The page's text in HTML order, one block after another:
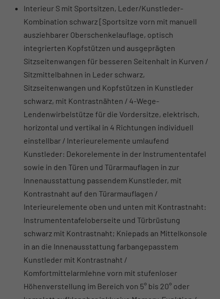
Interieur S mit Sportsitzen, Leder/Kunstleder-
Kombination schwarz [Sportsitze vorn mit manuell
ausziehbarer Oberschenkelauflage, optisch
integrierten Kopfstützen und ausgeprägten
Sitzseitenwangen für besseren Seitenhalt in Kurven /
Sitzmittelbahnen in Leder schwarz,
Sitzseitenwangen und Kopfstützen in Kunstleder
schwarz, mit Kontrastnähten / 4-Wege-
Lendenwirbelstütze für die Vordersitze, elektrisch,
horizontal und vertikal in 4 Richtungen individuell
einstellbar / Interieurelemente umlaufend
Kunstleder: Dekorelemente in der Instrumententafel
sowie in den Türen und Türarmauflagen in zur
Innenausstattung passendem Kunstleder, mit
Kontrastnaht auf den Türarmauflagen /
Interieurelemente oben und unten mit Kontrastnaht:
Instrumententafeloberseite und Türbrüstung
schwarz mit Kontrastnaht; Kniepads an Mittelkonsole
in an die Innenausstattung farbangepasstem
Kunstleder mit Kontrastnaht /
Komfortmittelarmlehne vorn mit stufenloser
Höhenverstellung im Bereich von 5° bis 20° oder